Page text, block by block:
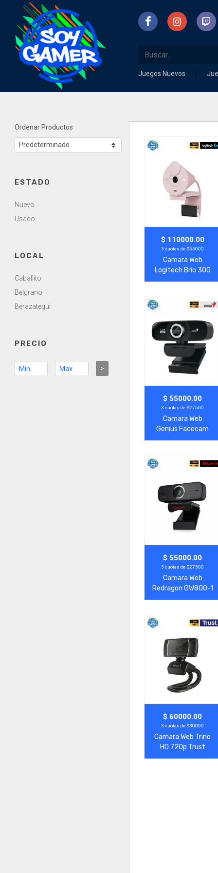
Juegos Nuevos
Ordenar Productos
ESTADO
Nuevo
Usado
LOCAL
Caballito
Belgrano
Berazategui
PRECIO
>
Agregar Ver Más
$ 110000.00
3 cuotas de $55000
Camara Web
Logitech Brio 300
Rosa
Agregar Ver Más
$ 55000.00
3 cuotas de $27500
Camara Web
Genius Facecam
2000x V2 Negro
Agregar Ver Más
$ 55000.00
3 cuotas de $27500
Camara Web
Redragon GW800-1
Hitman 1080p
Agregar Ver Más
$ 60000.00
3 cuotas de $30000
Camara Web Trino
HD 720p Trust